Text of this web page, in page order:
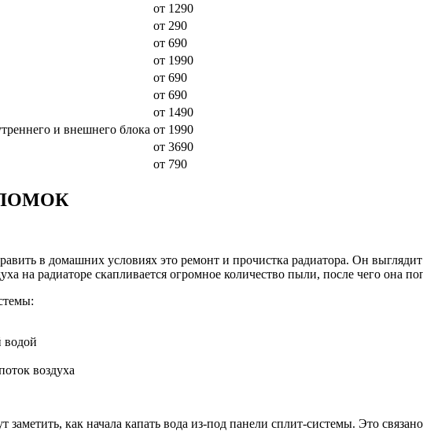
от 1290
от 290
от 690
от 1990
от 690
от 690
от 1490
и внешнего блока от 1990
от 3690
от 790
в домашних условиях это ремонт и прочистка радиатора. Он выглядит
на радиаторе скапливается огромное количество пыли, после чего она
водой
воздуха
заметить, как начала капать вода из-под панели сплит-системы. Это